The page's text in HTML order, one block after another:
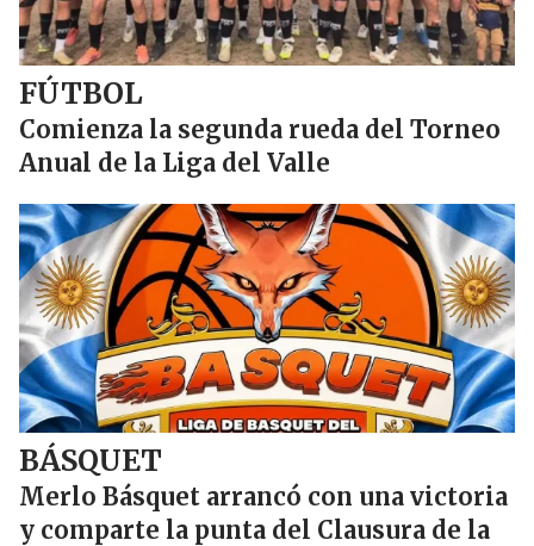
FÚTBOL
Comienza la segunda rueda del Torneo
Anual de la Liga del Valle
BÁSQUET
Merlo Básquet arrancó con una victoria
y comparte la punta del Clausura de la